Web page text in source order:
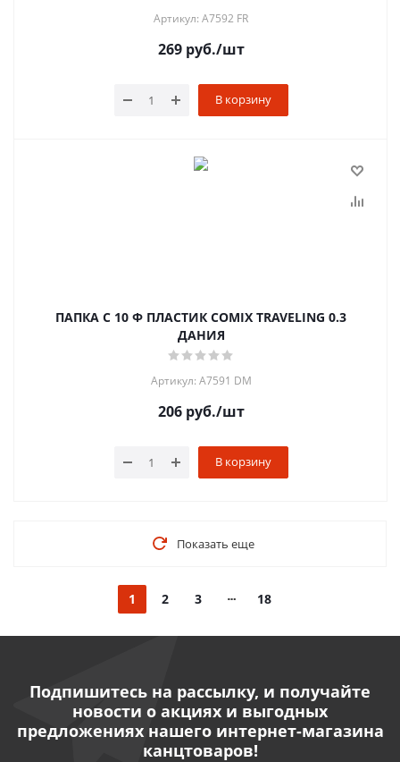
Артикул: A7592 FR
269руб./шт
В корзину
ПАПКА С 10 Ф ПЛАСТИК COMIX TRAVELING 0.3
ДАНИЯ
Артикул: A7591 DM
206руб./шт
В корзину
Показать еще
1 2 3 18
Подпишитесь на рассылку, и получайте
новости о акциях и выгодных
предложениях нашего интернет-магазина
канцтоваров!